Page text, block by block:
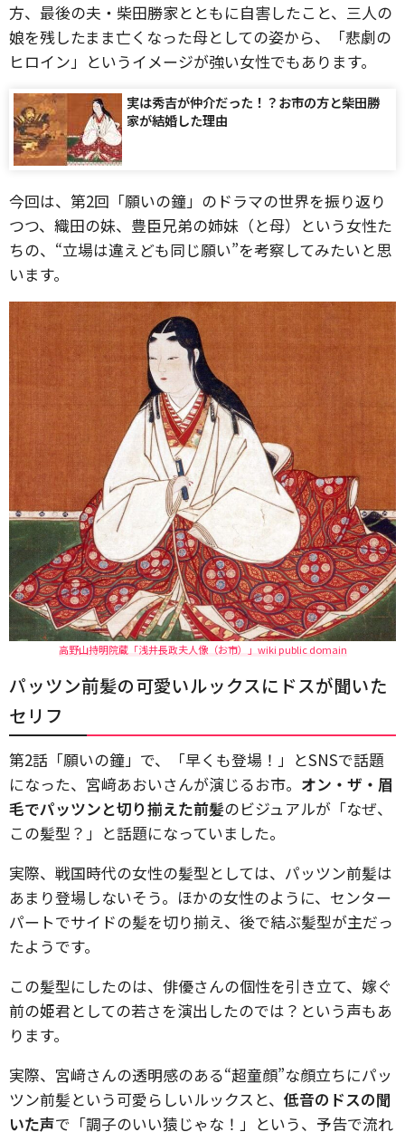
方、最後の夫・柴田勝家とともに自害したこと、三人の
娘を残したまま亡くなった母としての姿から、「悲劇の
ヒロイン」というイメージが強い女性でもあります。
実は秀吉が仲介だった！？お市の方と柴田勝
家が結婚した理由
今回は、第2回「願いの鐘」のドラマの世界を振り返り
つつ、織田の妹、豊臣兄弟の姉妹（と母）という女性た
ちの、“立場は違えども同じ願い”を考察してみたいと思
います。
高野山持明院蔵「浅井長政夫人像（お市）」wiki public domain
パッツン前髪の可愛いルックスにドスが聞いた
セリフ
第2話「願いの鐘」で、「早くも登場！」とSNSで話題
になった、宮﨑あおいさんが演じるお市。 オン・ザ・眉
毛でパッツンと切り揃えた前髪のビジュアルが「なぜ、
この髪型？」と話題になっていました。
実際、戦国時代の女性の髪型としては、パッツン前髪は
あまり登場しないそう。ほかの女性のように、センター
パートでサイドの髪を切り揃え、後で結ぶ髪型が主だっ
たようです。
この髪型にしたのは、俳優さんの個性を引き立て、嫁ぐ
前の姫君としての若さを演出したのでは？という声もあ
ります。
実際、宮﨑さんの透明感のある“超童顔”な顔立ちにパッ
ツン前髪という可愛らしいルックスと、 低音のドスの聞
いた声で「調子のいい猿じゃな！」という、予告で流れ